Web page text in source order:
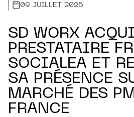
09 JUILLET 2025
SD WORX
PRESTATAIRE
SOCIALEA ET
SA PRÉSENCE
MARCHÉ DES
FRANCE